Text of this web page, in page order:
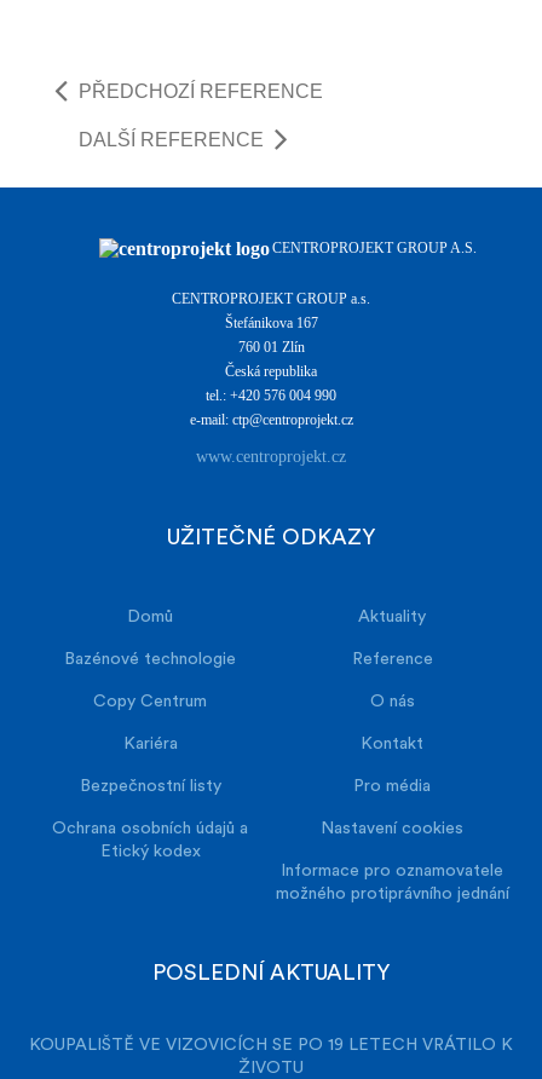
PŘEDCHOZÍ REFERENCE
DALŠÍ REFERENCE
CENTROPROJEKT GROUP A.S.
CENTROPROJEKT GROUP a.s.
Štefánikova 167
760 01 Zlín
Česká republika
tel.: +420 576 004 990
e-mail: ctp@centroprojekt.cz
www.centroprojekt.cz
UŽITEČNÉ ODKAZY
Domů Aktuality
Bazénové technologie Reference
Copy Centrum O nás
Kariéra Kontakt
Bezpečnostní listy Pro média
Ochrana osobních údajů a
Etický kodex
Nastavení cookies
Informace pro oznamovatele
možného protiprávního jednání
POSLEDNÍ AKTUALITY
KOUPALIŠTĚ VE VIZOVICÍCH SE PO 19 LETECH VRÁTILO K
ŽIVOTU